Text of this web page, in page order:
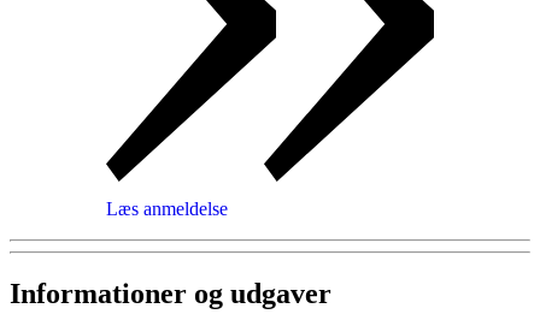
Læs anmeldelse
Informationer og udgaver